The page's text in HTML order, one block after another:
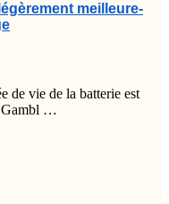
meilleure-
de vie de la batterie est
Gambl …